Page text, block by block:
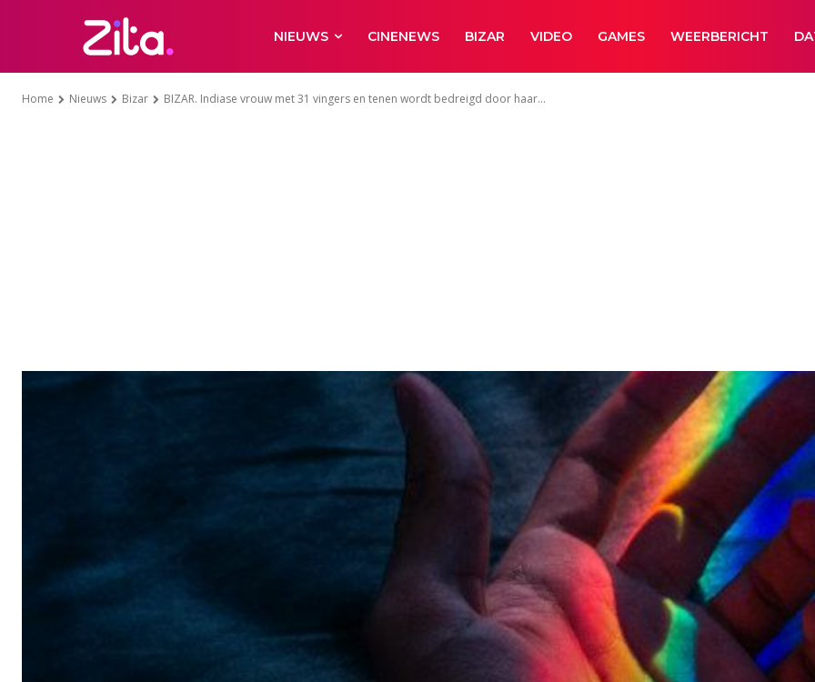
NIEUWS CINENEWS BIZAR VIDEO GAMES WEERBERICHT
Home Nieuws Bizar BIZAR. Indiase vrouw met 31 vingers en tenen wordt bedreigd door haar...